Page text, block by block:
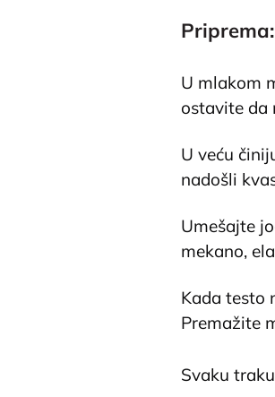
Priprema:
U mlakom
ostavite da
U veću
nadošli
Umešajte
mekano,
Kada testo
Premažite
Svaku